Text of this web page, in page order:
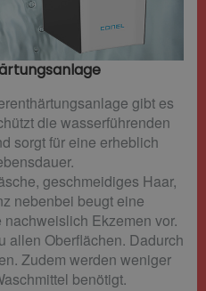
gibt es
die wasserführenden
sorgt für eine erheblich
geschmeidiges Haar,
nebenbei beugt eine
Ekzemen vor.
allen Oberflächen. Dadurch
Zudem werden weniger
benötigt.